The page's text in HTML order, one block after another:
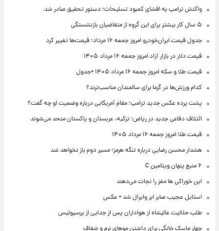
واکنش ترامپ به افشای کمبود تسلیحات؛ دستور تحقیق صادر شد
۵ سال کار بیشتر برای این گروه از متقاضیان بازنشستگی
جدول قیمت ایران‌خودرو امروز جمعه ۱۶ مرداد؛ قیمت‌ها تغییر کرد
قیمت دلار در بازار آزاد امروز جمعه ۱۶ مرداد ۱۴۰۵
قیمت طلا و سکه امروز جمعه ۱۶ مرداد ۱۴۰۵ +جدول
کدام ورزش‌ها در گرما برای سالمندان مناسب‌ترند؟
پشت پرده عکس جدید ترامپ؛ مقام آمریکایی درباره وضعیت او چه گفت؟
ائتلاف دفاعی جدید در ریاض؛ ترکیه، عربستان و پاکستان متحد می‌شوند
قیمت طلا امروز جمعه ۱۶ مرداد ۱۴۰۵
هشدار محسن رضایی درباره تنگه هرمز؛ مسیر دوم باز نخواهد شد
۶ منبع پنهان ویتامین C
این خوراکی ها مغز را نجات می‌دهند
استایل عجیب صابر ابر وایرال شد + عکس
طلب حلالیت عالیشاه از هواداران پس از جدایی از پرسپولیس
چهار ماسک خانگی برای داشتن موهای نرم و شفاف